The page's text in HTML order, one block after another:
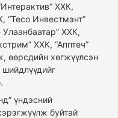
ХХК,
“Тесо Инвестмэнт”
Улаанбаатар” ХХК,
ХХК, “Апптеч”
өөрсдийн хөгжүүлсэн
шийдлүүдийг
үндэсний
буйтай